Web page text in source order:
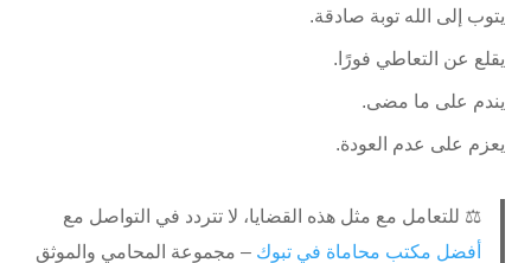
يتوب إلى الله توبة صادقة.
يقلع عن التعاطي فورًا.
يندم على ما مضى.
يعزم على عدم العودة.
⚖️ للتعامل مع مثل هذه القضايا، لا تتردد في التواصل مع
أفضل مكتب محاماة في تبوك – مجموعة المحامي والموثق